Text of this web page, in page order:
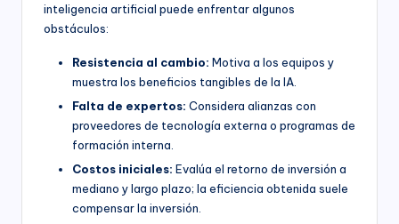
inteligencia artificial puede enfrentar algunos
obstáculos:
Resistencia al cambio: Motiva a los equipos y
muestra los beneficios tangibles de la IA.
Falta de expertos: Considera alianzas con
proveedores de tecnología externa o programas de
formación interna.
Costos iniciales: Evalúa el retorno de inversión a
mediano y largo plazo; la eficiencia obtenida suele
compensar la inversión.